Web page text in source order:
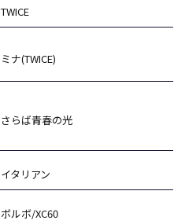
TWICE
ミナ(TWICE)
さらば青春の光
イタリアン
ボルボ/XC60